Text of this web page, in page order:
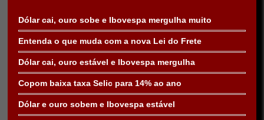
Dólar cai, ouro sobe e Ibovespa mergulha muito
Entenda o que muda com a nova Lei do Frete
Dólar cai, ouro estável e Ibovespa mergulha
Copom baixa taxa Selic para 14% ao ano
Dólar e ouro sobem e Ibovespa estável